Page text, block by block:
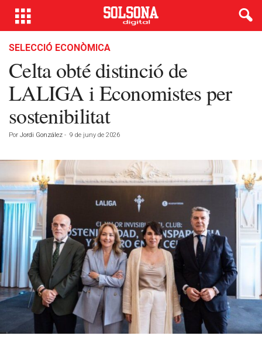
SELECCIÓ ECONÒMICA
Celta obté distinció de
LALIGA i Economistes per
sostenibilitat
Por Jordi González - 9 de juny de 2026